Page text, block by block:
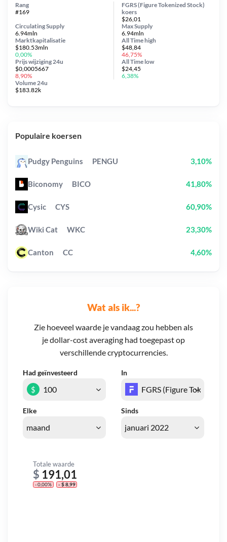
Wat als ik...?
Zie hoeveel waarde je vandaag zou hebben als
je dollar-cost averaging had toegepast op
verschillende cryptocurrencies.
Had geïnvesteerd In
Elke Sinds
$
Totale waarde
$ 191,01
- 0,00% - $ 8,99
FGRS (Figure Tokenized Stock)
koers
$26,01
Circulating Supply
6.94mln
Prijs wijziging 24u
$0,0005667
8,90%
Max Supply
6.94mln
Marktkapitalisatie
$180.53mln
0,00%
Volume 24u
$183.82k
Rang
#169
All Timehigh
$48,84
46,75%
All Time low
$24,45
6,38%
Populaire koersen
Pudgy Penguins PENGU 3,10%
Biconomy BICO 41,80%
Cysic CYS 60,90%
Wiki Cat WKC 23,30%
Canton CC 4,60%